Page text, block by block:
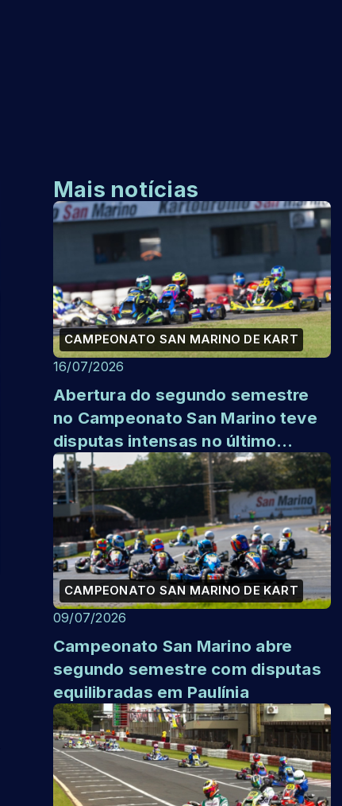
Mais notícias
CAMPEONATO SAN MARINO DE KART
16/07/2026
Abertura do segundo semestre
no Campeonato San Marino teve
disputas intensas no último
sábado
CAMPEONATO SAN MARINO DE KART
09/07/2026
Campeonato San Marino abre
segundo semestre com disputas
equilibradas em Paulínia